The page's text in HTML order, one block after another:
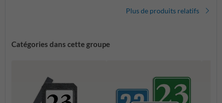
Plus de produits relatifs
Catégories dans cette groupe